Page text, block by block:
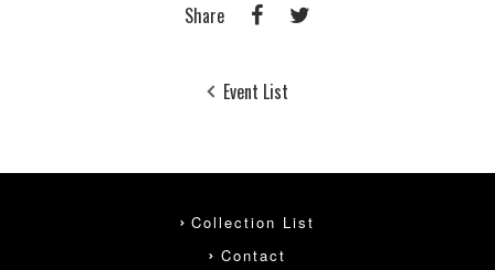
Share
Event List
Collection List
Contact